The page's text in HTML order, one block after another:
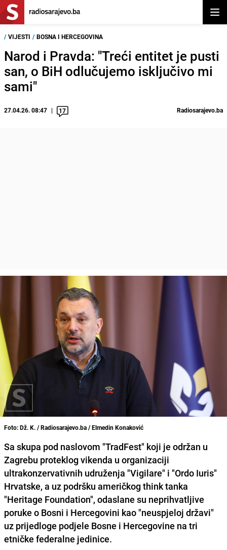
/ VIJESTI / BOSNA I HERCEGOVINA
Narod i Pravda: "Treći entitet je pusti
san, o BiH odlučujemo isključivo mi
sami"
27.04.26. 08:47 17 Radiosarajevo.ba
Foto: Dž. K. / Radiosarajevo.ba / Elmedin Konaković
Sa skupa pod naslovom "TradFest" koji je održan u
Zagrebu proteklog vikenda u organizaciji
ultrakonzervativnih udruženja "Vigilare" i "Ordo Iuris"
Hrvatske, a uz podršku američkog think tanka
"Heritage Foundation", odaslane su neprihvatljive
poruke o Bosni i Hercegovini kao "neuspjeloj državi"
uz prijedloge podjele Bosne i Hercegovine na tri
etničke federalne jedinice.